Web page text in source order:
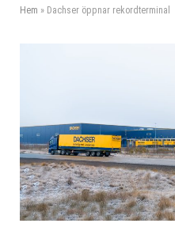
Hem » Dachser öppnar rekordterminal